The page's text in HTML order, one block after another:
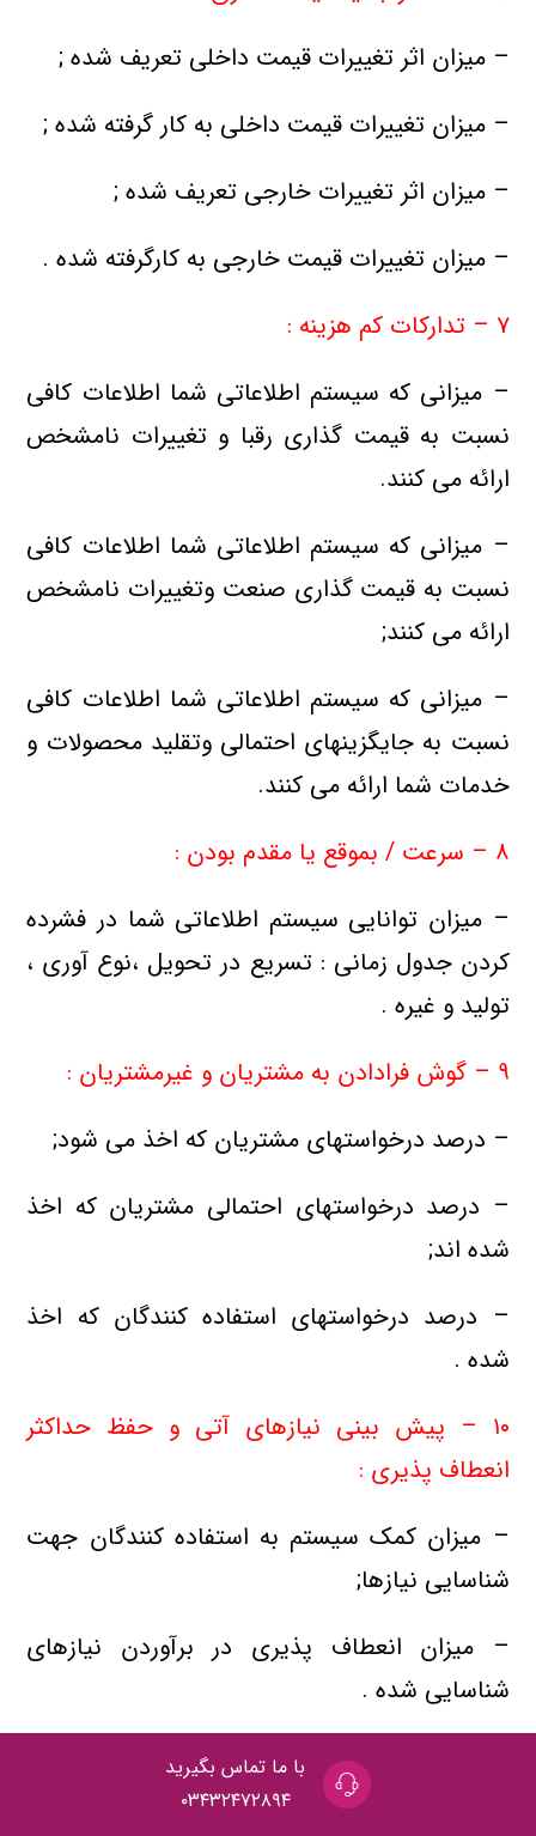
– میزان اثر تغییرات قیمت داخلی تعریف شده ;
– میزان تغییرات قیمت داخلی به کار گرفته شده ;
– میزان اثر تغییرات خارجی تعریف شده ;
– میزان تغییرات قیمت خارجی به کارگرفته شده .
۷ – تدارکات کم هزینه :
– میزانی که سیستم اطلاعاتی شما اطلاعات کافی
نسبت به قیمت گذاری رقبا و تغییرات نامشخص
ارائه می کنند.
– میزانی که سیستم اطلاعاتی شما اطلاعات کافی
نسبت به قیمت گذاری صنعت وتغییرات نامشخص
ارائه می کنند;
– میزانی که سیستم اطلاعاتی شما اطلاعات کافی
نسبت به جایگزینهای احتمالی وتقلید محصولات و
خدمات شما ارائه می کنند.
۸ – سرعت / بموقع یا مقدم بودن :
– میزان توانایی سیستم اطلاعاتی شما در فشرده
کردن جدول زمانی : تسریع در تحویل ،نوع آوری ،
تولید و غیره .
۹ – گوش فرادادن به مشتریان و غیرمشتریان :
– درصد درخواستهای مشتریان که اخذ می شود;
– درصد درخواستهای احتمالی مشتریان که اخذ
شده اند;
– درصد درخواستهای استفاده کنندگان که اخذ
شده .
۱۰ – پیش بینی نیازهای آتی و حفظ حداکثر
انعطاف پذیری :
– میزان کمک سیستم به استفاده کنندگان جهت
شناسایی نیازها;
– میزان انعطاف پذیری در برآوردن نیازهای
شناسایی شده .
با ما تماس بگیرید
۰۳۴۳۲۴۷۲۸۹۴